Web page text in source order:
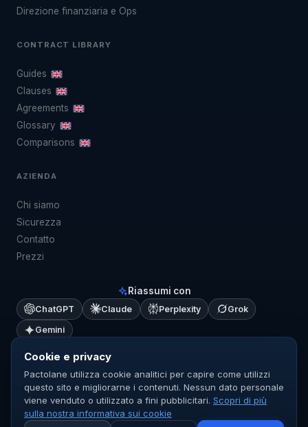
Direzione finanziaria e Ops
CONTRACT LIBRARY
Guides
Clauses
Agreements
Glossary
Comparisons
AZIENDA
Chi siamo
Sicurezza
Contatto
Prezzi
Riassumi con
ChatGPT Claude Perplexity Grok
Gemini
© 2026 Pactolane · Note legali·Privacy·Cookie
🇪🇺 Ospitato in Europa · Realizzato a Parigi
Cookie e privacy
Pactolane utilizza cookie analitici per capire come utilizzi
questo sito e migliorarne i contenuti. Nessun dato personale
viene venduto o utilizzato a fini pubblicitari. Scopri di più
sulla nostra informativa sui cookie